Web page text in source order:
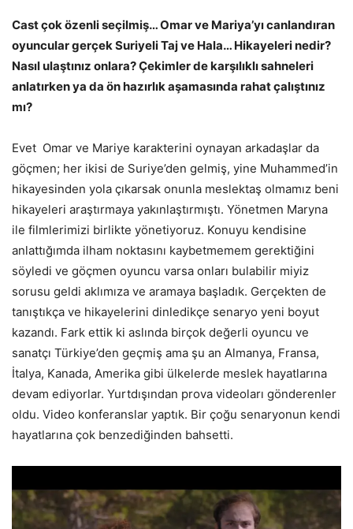
Cast çok özenli seçilmiş… Omar ve Mariya’yı canlandıran
oyuncular gerçek Suriyeli Taj ve Hala… Hikayeleri nedir?
Nasıl ulaştınız onlara? Çekimler de karşılıklı sahneleri
anlatırken ya da ön hazırlık aşamasında rahat çalıştınız
mı?
Evet Omar ve Mariye karakterini oynayan arkadaşlar da
göçmen; her ikisi de Suriye’den gelmiş, yine Muhammed’in
hikayesinden yola çıkarsak onunla meslektaş olmamız beni
hikayeleri araştırmaya yakınlaştırmıştı. Yönetmen Maryna
ile filmlerimizi birlikte yönetiyoruz. Konuyu kendisine
anlattığımda ilham noktasını kaybetmemem gerektiğini
söyledi ve göçmen oyuncu varsa onları bulabilir miyiz
sorusu geldi aklımıza ve aramaya başladık. Gerçekten de
tanıştıkça ve hikayelerini dinledikçe senaryo yeni boyut
kazandı. Fark ettik ki aslında birçok değerli oyuncu ve
sanatçı Türkiye’den geçmiş ama şu an Almanya, Fransa,
İtalya, Kanada, Amerika gibi ülkelerde meslek hayatlarına
devam ediyorlar. Yurtdışından prova videoları gönderenler
oldu. Video konferanslar yaptık. Bir çoğu senaryonun kendi
hayatlarına çok benzediğinden bahsetti.